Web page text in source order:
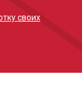
своих